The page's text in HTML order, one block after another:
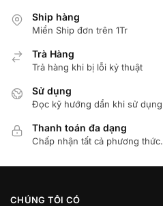
Ship hàng
Miển Ship đơn trên 1Tr
Trà Hàng
Trả hàng khi bị lỗi kỷ thuật
Sử dụng
Đọc kỹ hướng dẩn khi sử dụng
Thanh toán đa dạng
Chấp nhận tất cả phương thức.
CHÚNG TÔI CÓ